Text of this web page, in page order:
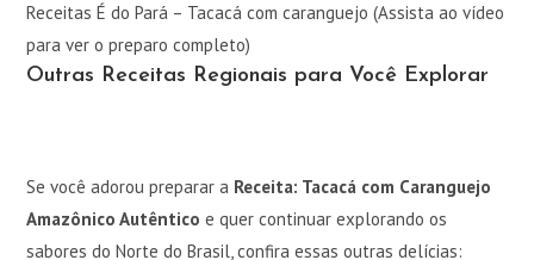
Receitas É do Pará – Tacacá com caranguejo (Assista ao vídeo
para ver o preparo completo)
Outras Receitas Regionais para Você Explorar
Se você adorou preparar a Receita: Tacacá com Caranguejo
Amazônico Autêntico e quer continuar explorando os
sabores do Norte do Brasil, confira essas outras delícias: